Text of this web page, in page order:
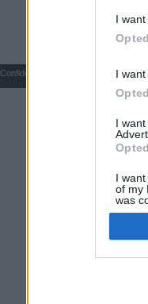
I
I
I
I
of my
was
Confidentialité et Cookies